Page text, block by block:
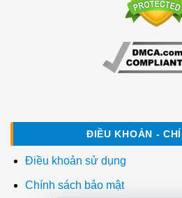
ĐIỀU KHOẢN -
Điều khoản sử dụng
Chính sách bảo mật